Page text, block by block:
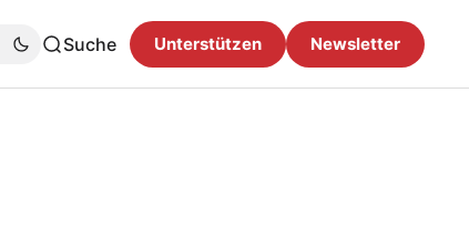
Suche Unterstützen Newsletter